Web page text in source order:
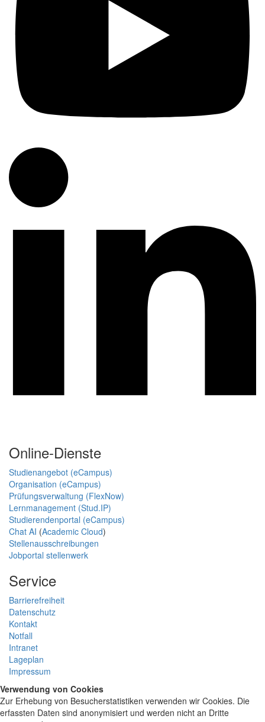
Online-Dienste
Studienangebot (eCampus)
Organisation (eCampus)
Prüfungsverwaltung (FlexNow)
Lernmanagement (Stud.IP)
Studierendenportal (eCampus)
Chat AI (Academic Cloud)
Stellenausschreibungen
Jobportal stellenwerk
Service
Barrierefreiheit
Datenschutz
Kontakt
Notfall
Intranet
Lageplan
Impressum
Verwendung von Cookies
Zur Erhebung von Besucherstatistiken verwenden wir Cookies. Die
erfassten Daten sind anonymisiert und werden nicht an Dritte